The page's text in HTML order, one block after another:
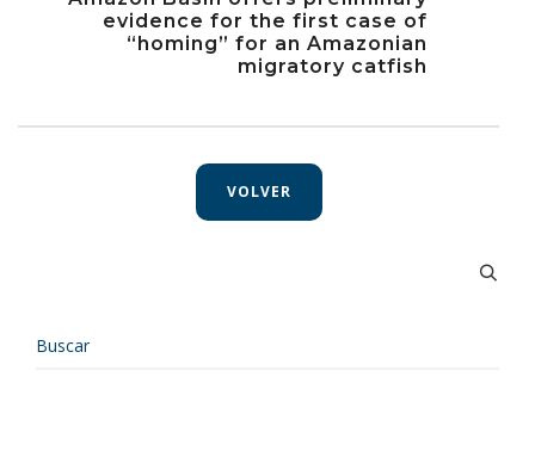
evidence for the first case of
“homing” for an Amazonian
migratory catfish
VOLVER